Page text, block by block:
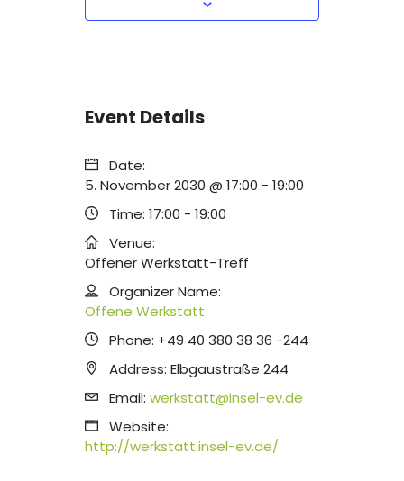
Event Details
Date:
5. November 2030 @ 17:00 - 19:00
Time: 17:00 - 19:00
Venue:
Offener Werkstatt-Treff
Organizer Name:
Offene Werkstatt
Phone: +49 40 380 38 36 -244
Address: Elbgaustraße 244
Email: werkstatt@insel-ev.de
Website:
http://werkstatt.insel-ev.de/